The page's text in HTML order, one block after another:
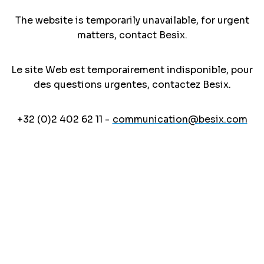
The website is temporarily unavailable, for urgent
matters, contact Besix.
Le site Web est temporairement indisponible, pour
des questions urgentes, contactez Besix.
+32 (0)2 402 62 11 - communication@besix.com